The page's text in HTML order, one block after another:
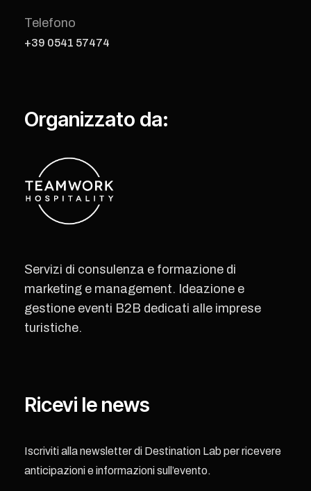
Telefono
+39 0541 57474
Organizzato da:
Servizi di consulenza e formazione di
marketing e management. Ideazione e
gestione eventi B2B dedicati alle imprese
turistiche.
Ricevi le news
Iscriviti alla newsletter di Destination Lab per ricevere
anticipazioni e informazioni sull’evento.